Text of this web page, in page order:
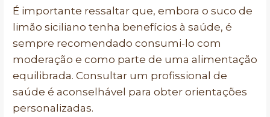
É importante ressaltar que, embora o suco de
limão siciliano tenha benefícios à saúde, é
sempre recomendado consumi-lo com
moderação e como parte de uma alimentação
equilibrada. Consultar um profissional de
saúde é aconselhável para obter orientações
personalizadas.